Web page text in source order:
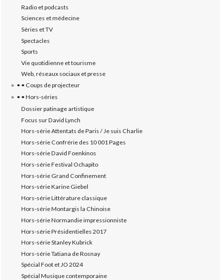
Radio et podcasts
Sciences et médecine
Séries et TV
Spectacles
Sports
Vie quotidienne et tourisme
Web, réseaux sociaux et presse
• • Coups de projecteur
• • Hors-séries
Dossier patinage artistique
Focus sur David Lynch
Hors-série Attentats de Paris / Je suis Charlie
Hors-série Confrérie des 10 001 Pages
Hors-série David Foenkinos
Hors-série Festival Ochapito
Hors-série Grand Confinement
Hors-série Karine Giebel
Hors-série Littérature classique
Hors-série Montargis la Chinoise
Hors-série Normandie impressionniste
Hors-série Présidentielles 2017
Hors-série Stanley Kubrick
Hors-série Tatiana de Rosnay
Spécial Foot et JO 2024
Spécial Musique contemporaine